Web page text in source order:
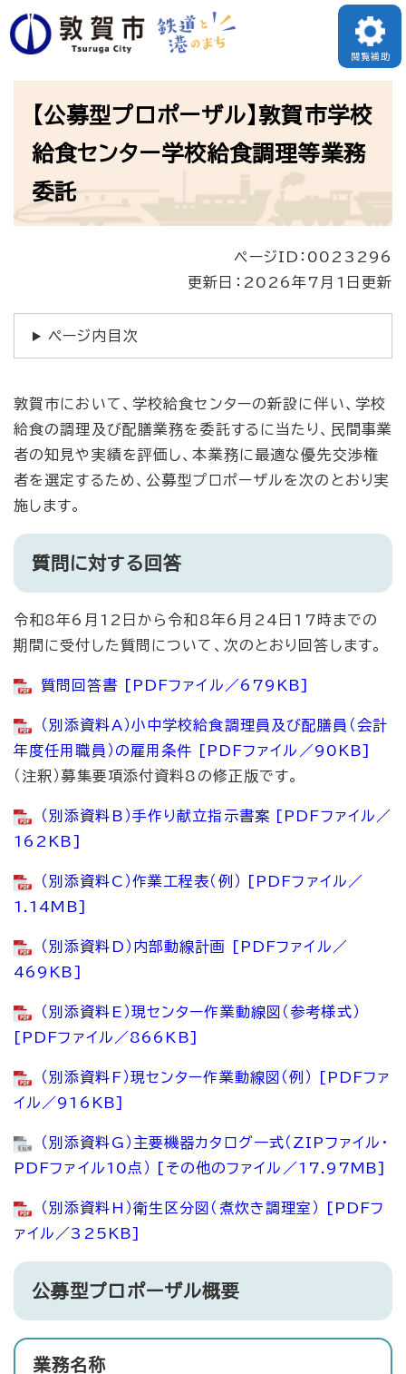
ペ
ー
す
閲覧補助
【公募型プロポーザル】敦賀市学校
給食センター学校給食調理等業務
委託
ページID：0023296
更新日：2026年7月1日更新
ページ内目次
敦賀市において、学校給食センターの新設に伴い、学校
給食の調理及び配膳業務を委託するに当たり、民間事業
者の知見や実績を評価し、本業務に最適な優先交渉権
者を選定するため、公募型プロポーザルを次のとおり実
施します。
質問に対する回答
令和8年6月12日から令和8年6月24日17時までの
期間に受付した質問について、次のとおり回答します。
質問回答書 [PDFファイル／679KB]
（別添資料A）小中学校給食調理員及び配膳員（会計
年度任用職員）の雇用条件 [PDFファイル／90KB]
（注釈）募集要項添付資料8の修正版です。
（別添資料B）手作り献立指示書案 [PDFファイル／
162KB]
（別添資料C）作業工程表（例） [PDFファイル／
1.14MB]
（別添資料D）内部動線計画 [PDFファイル／
469KB]
（別添資料E）現センター作業動線図（参考様式）
[PDFファイル／866KB]
（別添資料F）現センター作業動線図（例） [PDFファ
イル／916KB]
（別添資料G）主要機器カタログ一式（ZIPファイル・
PDFファイル10点） [その他のファイル／17.97MB]
（別添資料H）衛生区分図（煮炊き調理室） [PDFフ
ァイル／325KB]
公募型プロポーザル概要
業務名称